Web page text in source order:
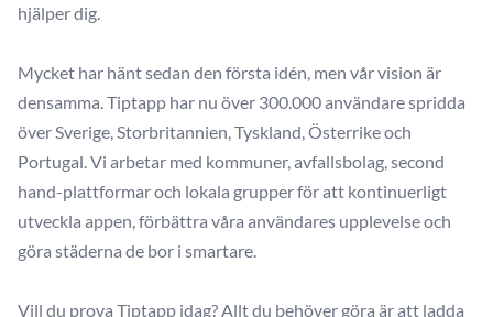
hjälper dig.
Mycket har hänt sedan den första idén, men vår vision är
densamma. Tiptapp har nu över 300.000 användare spridda
över Sverige, Storbritannien, Tyskland, Österrike och
Portugal. Vi arbetar med kommuner, avfallsbolag, second
hand-plattformar och lokala grupper för att kontinuerligt
utveckla appen, förbättra våra användares upplevelse och
göra städerna de bor i smartare.
Vill du prova Tiptapp idag? Allt du behöver göra är att ladda